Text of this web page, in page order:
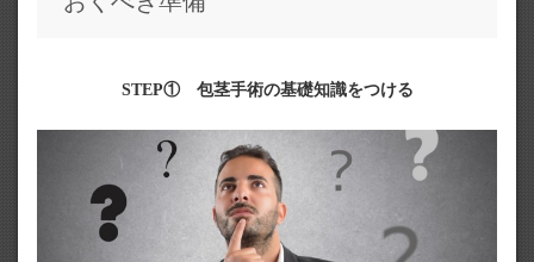
STEP① 包茎手術の基礎知識をつける